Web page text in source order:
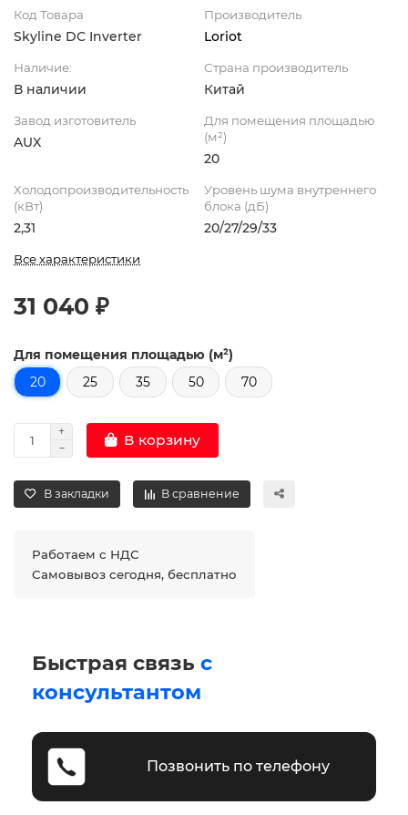
Код Товара
Skyline DC Inverter
Производитель
Loriot
Наличие:
В наличии
Страна производитель
Китай
Завод изготовитель
AUX
Для помещения площадью
(м²)
20
Холодопроизводительность
(кВт)
2,31
Уровень шума внутреннего
блока (дБ)
20/27/29/33
Все характеристики
31 040 ₽
Для помещения площадью (м²)
20
25 35 50 70
В корзину
В закладки В сравнение
Работаем с НДС
Самовывоз сегодня, бесплатно
Быстрая связь с
консультантом
Позвонить по телефону